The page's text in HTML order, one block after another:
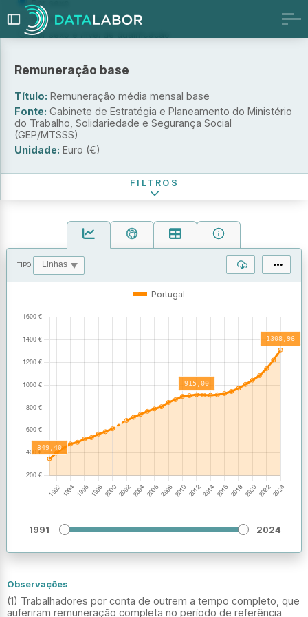
TIPO
Portugal
1991 2024
Observações
(1) Trabalhadores por conta de outrem a tempo completo, que
auferiram remuneração completa no período de referência
Remuneração base
Título: Remuneração média mensal base
Fonte: Gabinete de Estratégia e Planeamento do Ministério
do Trabalho, Solidariedade e Segurança Social
(GEP/MTSSS)
Unidade: Euro (€)
Por sexo
Por sexo e grupo etário
Por sexo e nível de qualificação
Por nível de escolaridade
Por atividade económica e tipo de instrumento de
regulamentação coletiva de trabalho
Sexo
FILTROS